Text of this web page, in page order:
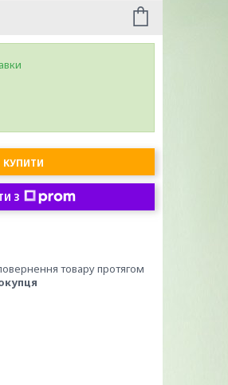
КУПИТИ
З
товару протягом